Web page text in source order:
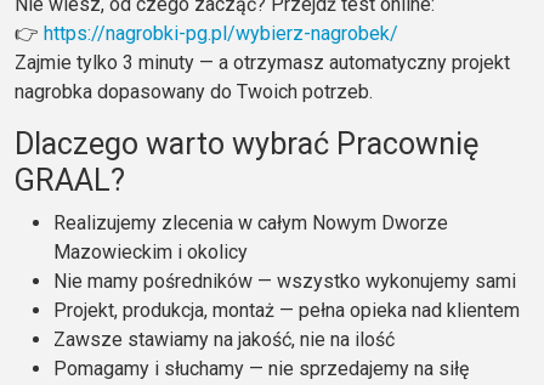
👉 https://nagrobki-pg.pl/wybierz-nagrobek/
Zajmie tylko 3 minuty — a otrzymasz automatyczny projekt
nagrobka dopasowany do Twoich potrzeb.
Dlaczego warto wybrać Pracownię
GRAAL?
Realizujemy zlecenia w całym Nowym Dworze
Mazowieckim i okolicy
Nie mamy pośredników — wszystko wykonujemy sami
Projekt, produkcja, montaż — pełna opieka nad klientem
Zawsze stawiamy na jakość, nie na ilość
Pomagamy i słuchamy — nie sprzedajemy na siłę